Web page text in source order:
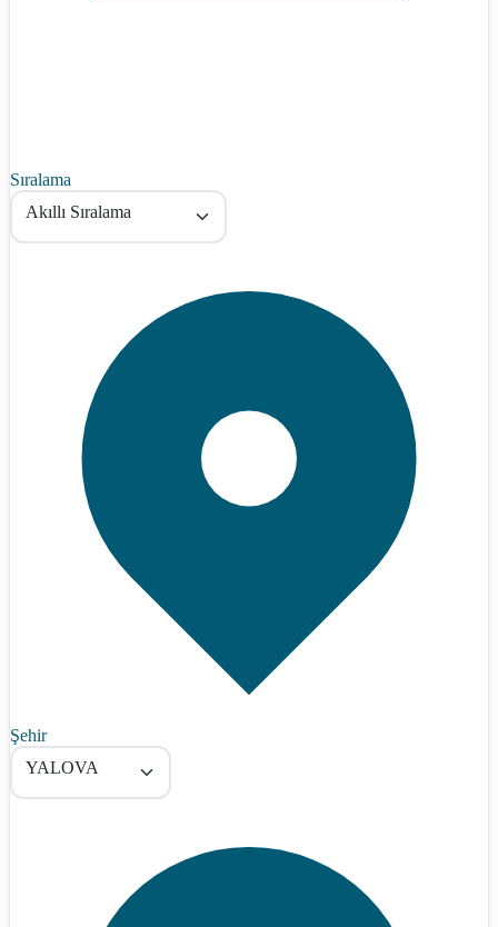
Sıralama
Akıllı Sıralama
Şehir
YALOVA